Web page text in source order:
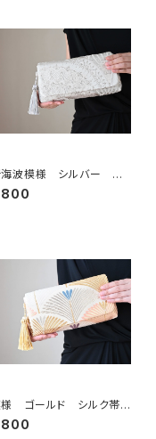
海波模様 シルバー シ
リメイク 2Wayクラッチ＆
ッグ】結婚式、パーティ
様 ゴールド シルク帯リ
バ
婚式、パーティー、お呼ば